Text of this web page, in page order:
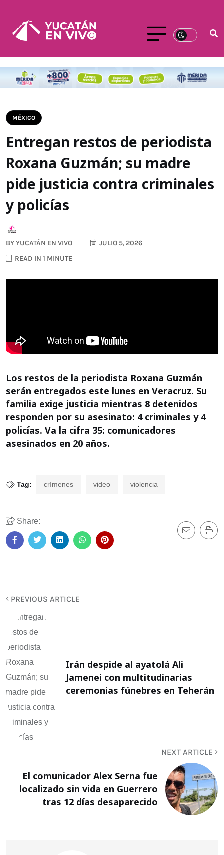
MÉXICO
Entregan restos de periodista
Roxana Guzmán; su madre
pide justicia contra criminales
y policías
BYYUCATÁN EN VIVO
JULIO 5, 2026
READ IN 1 MINUTE
Los restos de la periodista Roxana Guzmán
serán entregados este lunes en Veracruz. Su
familia exige justicia mientras 8 detenidos
responden por su asesinato: 4 criminales y 4
policías. Va la cifra 35: comunicadores
asesinados en 20 años.
Tag: crímenes video violencia
Share:
PREVIOUS ARTICLE
Irán despide al ayatolá Ali
Jamenei con multitudinarias
ceremonias fúnebres en Teherán
NEXT ARTICLE
El comunicador Alex Serna fue
localizado sin vida en Guerrero
tras 12 días desaparecido